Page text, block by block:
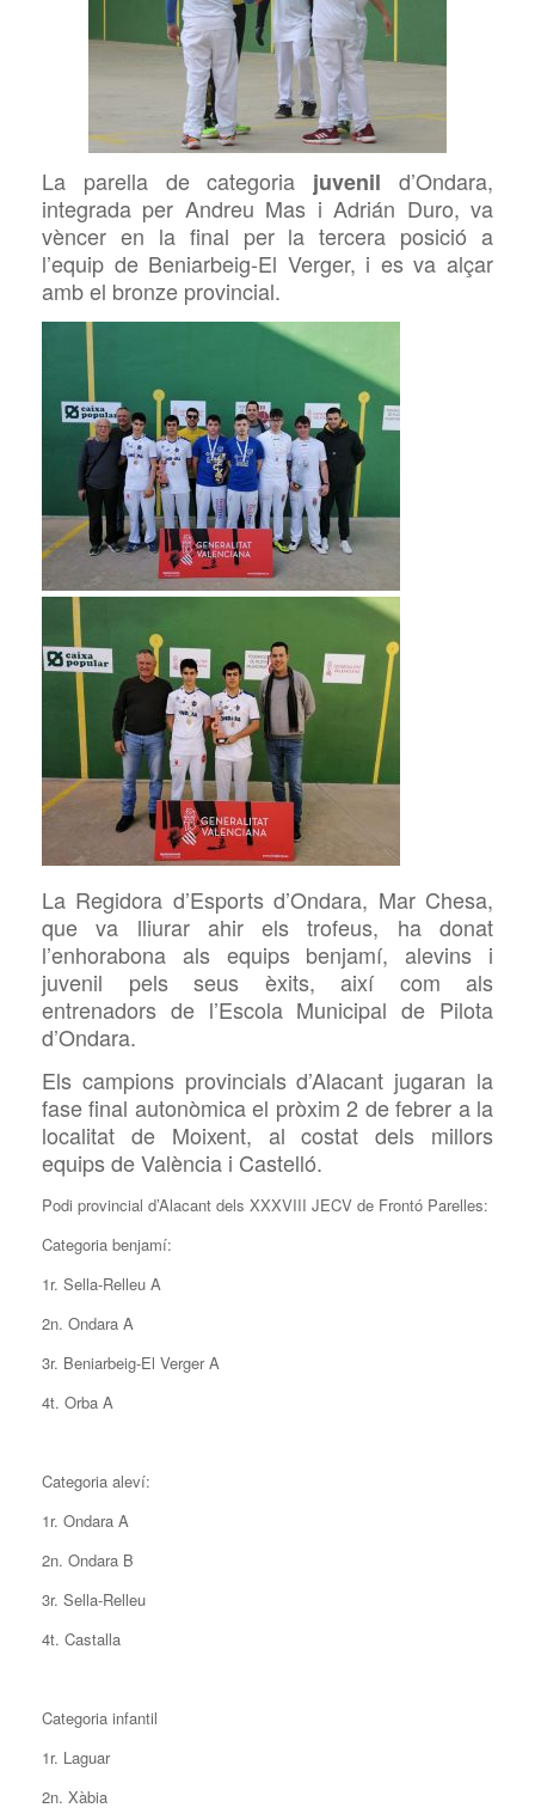
La parella de categoria juvenil d’Ondara,
integrada per Andreu Mas i Adrián Duro, va
vèncer en la final per la tercera posició a
l’equip de Beniarbeig-El Verger, i es va alçar
amb el bronze provincial.
La Regidora d’Esports d’Ondara, Mar Chesa,
que va lliurar ahir els trofeus, ha donat
l’enhorabona als equips benjamí, alevins i
juvenil pels seus èxits, així com als
entrenadors de l’Escola Municipal de Pilota
d’Ondara.
Els campions provincials d’Alacant jugaran la
fase final autonòmica el pròxim 2 de febrer a la
localitat de Moixent, al costat dels millors
equips de València i Castelló.
Podi provincial d’Alacant dels XXXVIII JECV de Frontó Parelles:
Categoria benjamí:
1r. Sella-Relleu A
2n. Ondara A
3r. Beniarbeig-El Verger A
4t. Orba A
Categoria aleví:
1r. Ondara A
2n. Ondara B
3r. Sella-Relleu
4t. Castalla
Categoria infantil
1r. Laguar
2n. Xàbia